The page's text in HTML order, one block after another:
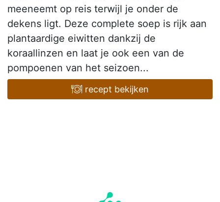
meeneemt op reis terwijl je onder de
dekens ligt. Deze complete soep is rijk aan
plantaardige eiwitten dankzij de
koraallinzen en laat je ook een van de
pompoenen van het seizoen...
recept bekijken